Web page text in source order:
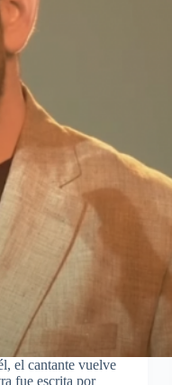
el cantante vuelve
fue escrita por